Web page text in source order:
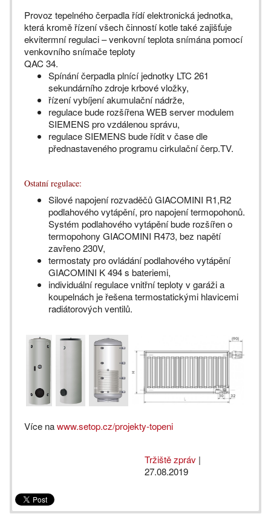
Provoz tepelného čerpadla řídí elektronická jednotka,
která kromě řízení všech činností kotle také zajišťuje
ekvitermní regulaci – venkovní teplota snímána pomocí
venkovního snímače teploty
QAC 34.
Spínání čerpadla plnící jednotky LTC 261
sekundárního zdroje krbové vložky,
řízení vybíjení akumulační nádrže,
regulace bude rozšířena WEB server modulem
SIEMENS pro vzdálenou správu,
regulace SIEMENS bude řídit v čase dle
přednastaveného programu cirkulační čerp.TV.
Ostatní regulace:
Silové napojení rozvaděčů GIACOMINI R1,R2
podlahového vytápění, pro napojení termopohonů.
Systém podlahového vytápění bude rozšířen o
termopohony GIACOMINI R473, bez napětí
zavřeno 230V,
termostaty pro ovládání podlahového vytápění
GIACOMINI K 494 s bateriemi,
individuální regulace vnitřní teploty v garáži a
koupelnách je řešena termostatickými hlavicemi
radiátorových ventilů.
Více nawww.setop.cz/projekty-topeni
Tržiště zpráv |
27.08.2019